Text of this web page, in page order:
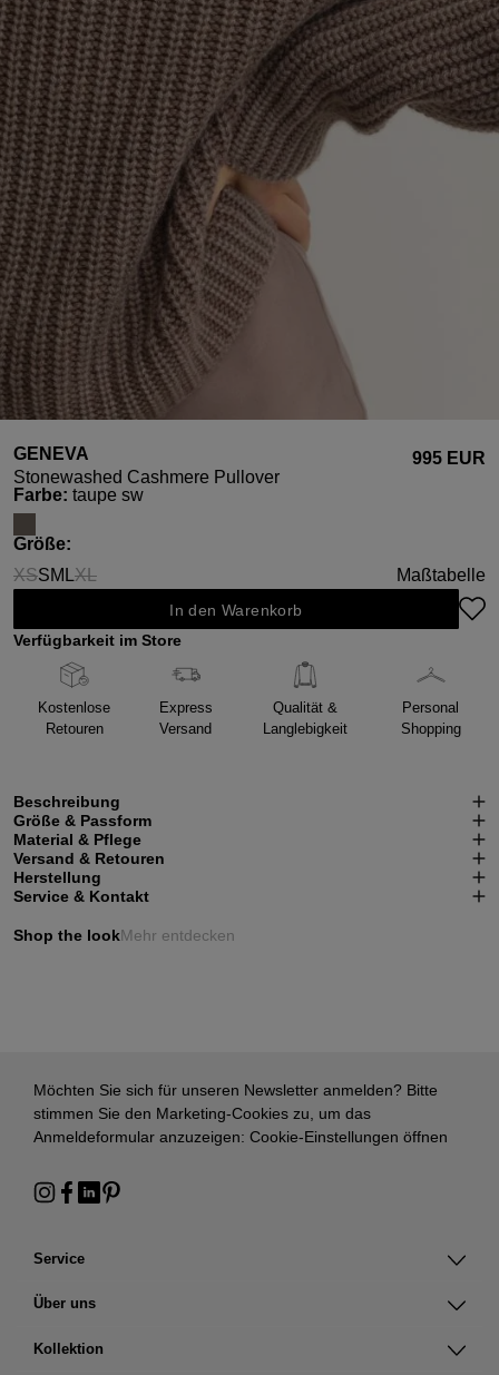
GENEVA
Stonewashed Cashmere Pullover
995 EUR
Farbeauswählen
: taupe sw
Größeauswählen
:
XS
(Diese Option ist zurzeit nicht verfügbar.)
SM LXL
(Diese Option ist zurzeit nicht verfügbar.)
Maßtabelle
In den Warenkorb
Verfügbarkeit im Store
Kostenlose
Retouren
Express
Versand
Qualität &
Langlebigkeit
Personal
Shopping
Beschreibung
Größe & Passform
Material & Pflege
Versand & Retouren
Herstellung
Service & Kontakt
Shop the lookMehr entdecken
Service
Über uns
Kollektion
Möchten Sie sich für unseren Newsletter anmelden? Bitte
stimmen Sie den Marketing-Cookies zu, um das
Anmeldeformular anzuzeigen: Cookie-Einstellungen öffnen